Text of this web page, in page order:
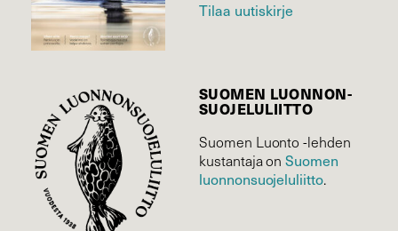
Tilaa uutiskirje
SUOMEN LUONNON­
SUOJELU­LIITTO
Suomen Luonto -lehden
kustantaja onSuomen
luonnonsuojelu­liitto.